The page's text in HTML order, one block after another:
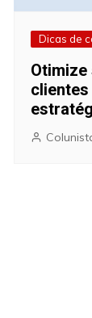
Dicas de
Otimize